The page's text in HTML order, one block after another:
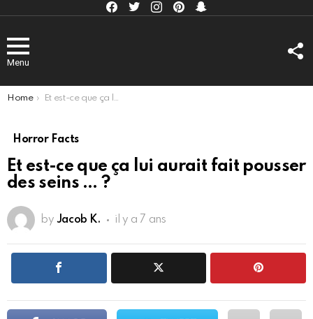
Menu
You are here:
Home Et est-ce que ça lui aurait fait pousser des seins … ?
Horror Facts
Et est-ce que ça lui aurait fait pousser
des seins … ?
by Jacob K. il y a 7 ans